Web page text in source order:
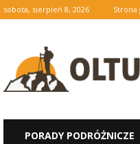
sobota, sierpień 8, 2026 Strona
oltur.pl
PORADY PODRÓŻNICZE